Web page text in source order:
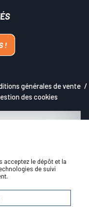
!
générales de vente
des cookies
acceptez le dépôt et la
de suivi